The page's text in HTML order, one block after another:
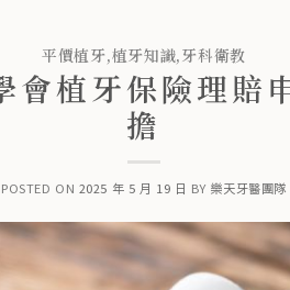
平價植牙,植牙知識,牙科衛教
會植牙保險理
擔
POSTED ON 2025 年 5 月 19 日 BY 樂天牙醫團隊